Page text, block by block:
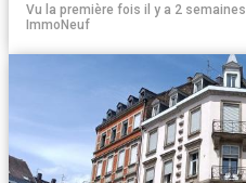
Vu la première fois il y a 2 semaines
ImmoNeuf